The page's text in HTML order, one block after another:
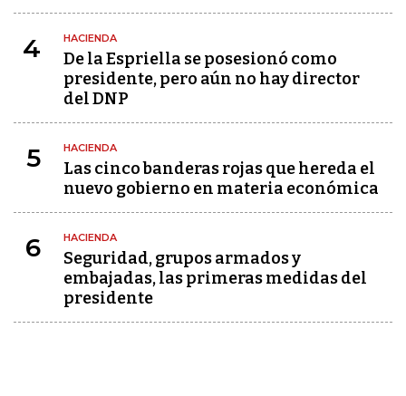
4 HACIENDA
De la Espriella se posesionó como
presidente, pero aún no hay director
del DNP
5 HACIENDA
Las cinco banderas rojas que hereda el
nuevo gobierno en materia económica
6 HACIENDA
Seguridad, grupos armados y
embajadas, las primeras medidas del
presidente